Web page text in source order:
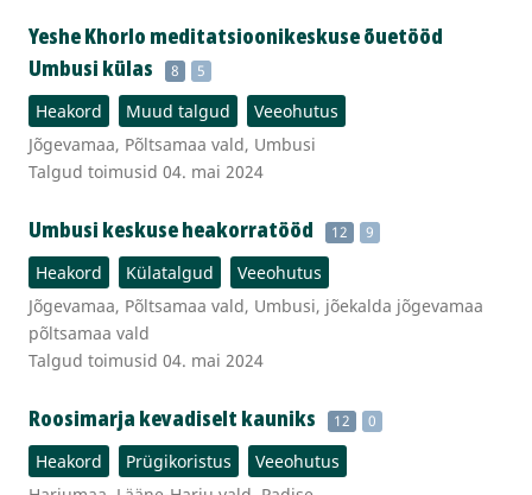
Yeshe Khorlo meditatsioonikeskuse õuetööd
Umbusi külas
8 5
Heakord Muud talgud
Veeohutus
Jõgevamaa, Põltsamaa vald, Umbusi
Talgud toimusid 04. mai 2024
Umbusi keskuse heakorratööd 12 9
Heakord Külatalgud
Veeohutus
Jõgevamaa, Põltsamaa vald, Umbusi, jõekalda jõgevamaa
põltsamaa vald
Talgud toimusid 04. mai 2024
Roosimarja kevadiselt kauniks 12 0
Heakord Prügikoristus
Veeohutus